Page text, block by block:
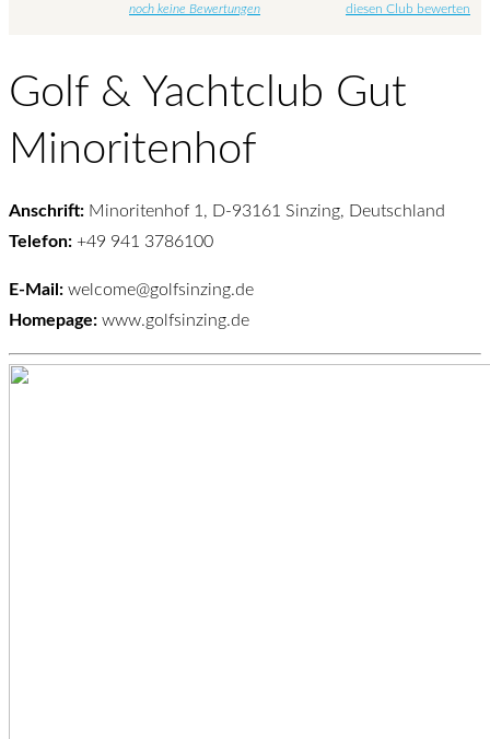
noch keine Bewertungen diesen Club bewerten
Golf & Yachtclub Gut
Minoritenhof
Anschrift: Minoritenhof 1, D-93161 Sinzing, Deutschland
Telefon: +49 941 3786100
E-Mail: welcome@golfsinzing.de
Homepage: www.golfsinzing.de